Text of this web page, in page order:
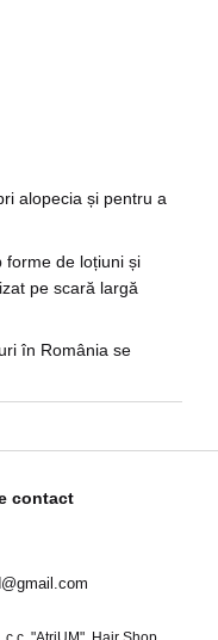
alopecia și pentru a
forme de loțiuni și
pe scară largă
în România se
contact